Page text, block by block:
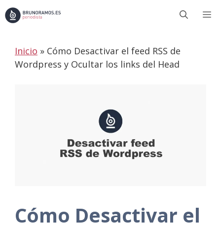
Saltar
al
Inicio » Cómo Desactivar el feed RSS de
Wordpress y Ocultar los links del Head
Cómo Desactivar el